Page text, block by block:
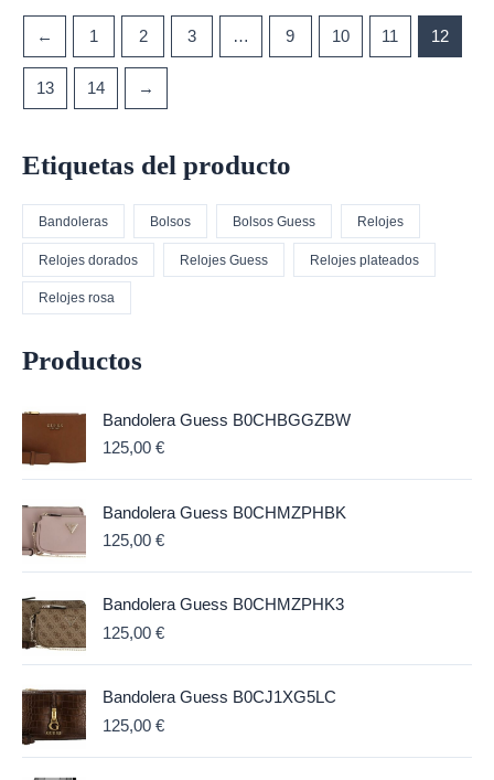
← 1 2 3 … 9 10 11 12
13 14 →
Etiquetas del producto
Bandoleras Bolsos Bolsos Guess Relojes
Relojes dorados Relojes Guess Relojes plateados
Relojes rosa
Productos
Bandolera Guess B0CHBGGZBW
125,00 €
Bandolera Guess B0CHMZPHBK
125,00 €
Bandolera Guess B0CHMZPHK3
125,00 €
Bandolera Guess B0CJ1XG5LC
125,00 €